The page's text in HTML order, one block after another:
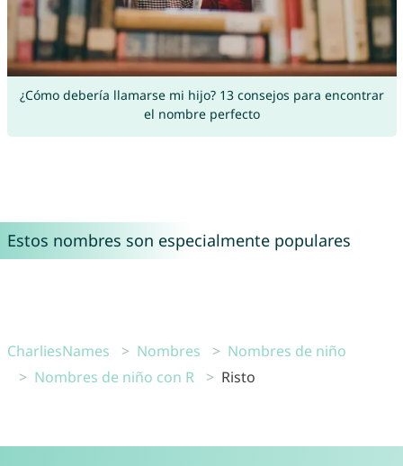
¿Cómo debería llamarse mi hijo? 13 consejos para encontrar
el nombre perfecto
Estos nombres son especialmente populares
CharliesNames Nombres
Nombres de niño
Nombres de niño con R
Risto